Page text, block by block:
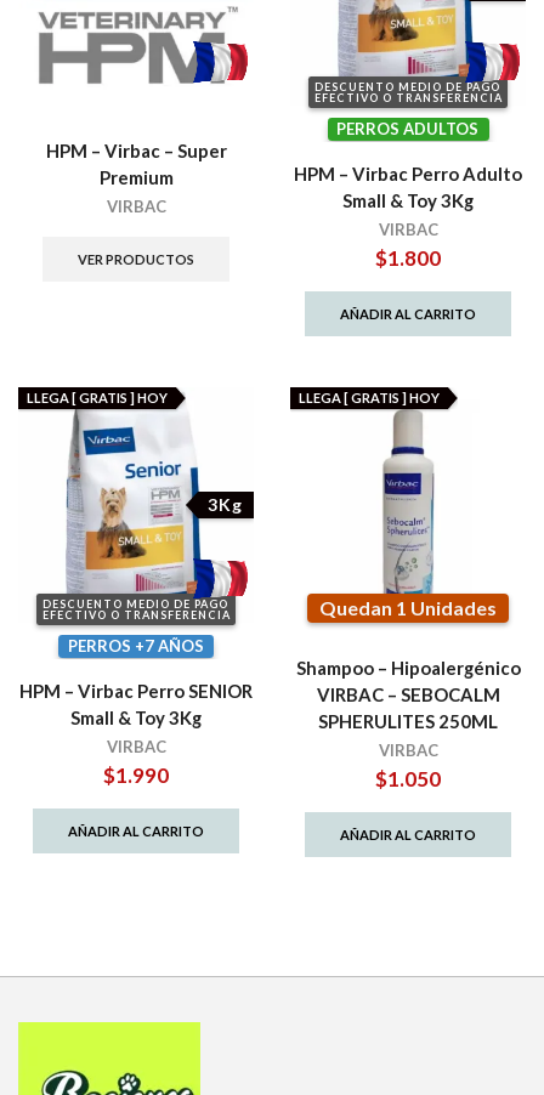
HPM – Virbac – Super
Premium
VIRBAC
VER PRODUCTOS
DESCUENTO MEDIO DE PAGO
EFECTIVO O TRANSFERENCIA
PERROS ADULTOS
HPM – Virbac Perro Adulto
Small & Toy 3Kg
VIRBAC
$1.800
AÑADIR AL CARRITO
DESCUENTO MEDIO DE PAGO
EFECTIVO O TRANSFERENCIA
3Kg
LLEGA [ GRATIS ] HOY
PERROS +7 AÑOS
HPM – Virbac Perro SENIOR
Small & Toy 3Kg
VIRBAC
$1.990
AÑADIR AL CARRITO
Quedan 1 Unidades
LLEGA [ GRATIS ] HOY
Shampoo – Hipoalergénico
VIRBAC – SEBOCALM
SPHERULITES 250ML
VIRBAC
$1.050
AÑADIR AL CARRITO